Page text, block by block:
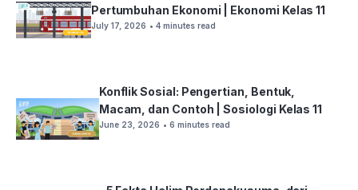
Pertumbuhan Ekonomi | Ekonomi Kelas 11
July 17, 2026 • 4 minutes read
Konflik Sosial: Pengertian, Bentuk,
Macam, dan Contoh | Sosiologi Kelas 11
June 23, 2026 • 6 minutes read